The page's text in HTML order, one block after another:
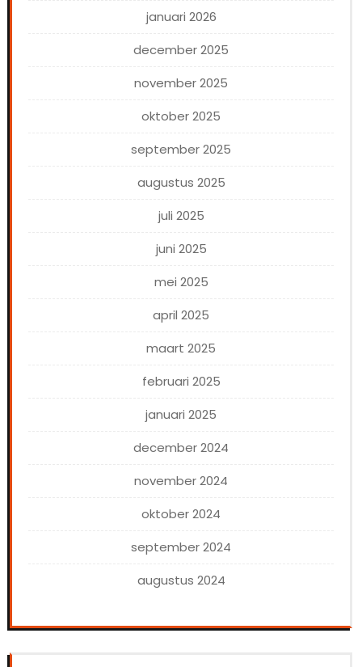
januari 2026
december 2025
november 2025
oktober 2025
september 2025
augustus 2025
juli 2025
juni 2025
mei 2025
april 2025
maart 2025
februari 2025
januari 2025
december 2024
november 2024
oktober 2024
september 2024
augustus 2024